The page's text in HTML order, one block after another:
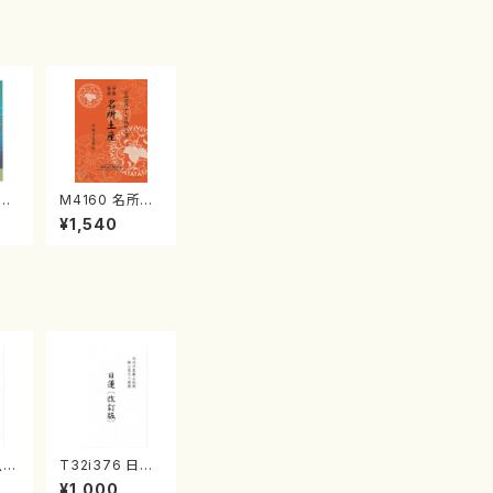
M4160 名所土
産《箏曲楽譜》
（箏/宮城喜代
¥1,540
T32i376 日蓮
（改訂版）（尺八/
¥1,000